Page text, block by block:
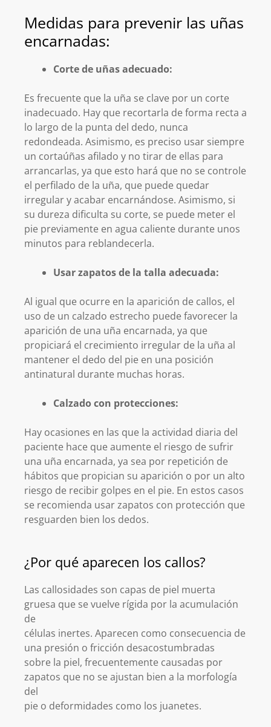
Medidas para prevenir las uñas
encarnadas:
Corte de uñas adecuado:
Es frecuente que la uña se clave por un corte
inadecuado. Hay que recortarla de forma recta a
lo largo de la punta del dedo, nunca
redondeada. Asimismo, es preciso usar siempre
un cortaúñas afilado y no tirar de ellas para
arrancarlas, ya que esto hará que no se controle
el perfilado de la uña, que puede quedar
irregular y acabar encarnándose. Asimismo, si
su dureza dificulta su corte, se puede meter el
pie previamente en agua caliente durante unos
minutos para reblandecerla.
Usar zapatos de la talla adecuada:
Al igual que ocurre en la aparición de callos, el
uso de un calzado estrecho puede favorecer la
aparición de una uña encarnada, ya que
propiciará el crecimiento irregular de la uña al
mantener el dedo del pie en una posición
antinatural durante muchas horas.
Calzado con protecciones:
Hay ocasiones en las que la actividad diaria del
paciente hace que aumente el riesgo de sufrir
una uña encarnada, ya sea por repetición de
hábitos que propician su aparición o por un alto
riesgo de recibir golpes en el pie. En estos casos
se recomienda usar zapatos con protección que
resguarden bien los dedos.
¿Por qué aparecen los callos?
Las callosidades son capas de piel muerta
gruesa que se vuelve rígida por la acumulación
de
células inertes. Aparecen como consecuencia de
una presión o fricción desacostumbradas
sobre la piel, frecuentemente causadas por
zapatos que no se ajustan bien a la morfología
del
pie o deformidades como los juanetes.